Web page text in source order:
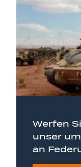
Werfen
unser
an